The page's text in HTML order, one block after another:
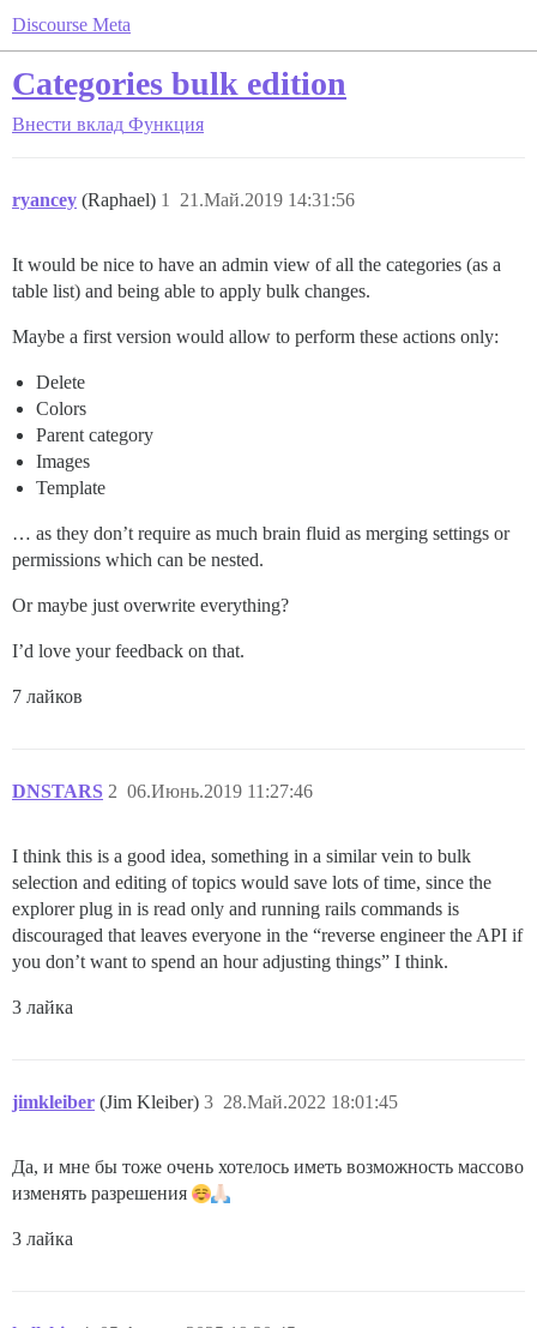
Discourse Meta
Categories bulk edition
Внести вклад Функция
ryancey (Raphael) 21.Май.2019 14:31:56
1
It would be nice to have an admin view of all the categories (as a
table list) and being able to apply bulk changes.
Maybe a first version would allow to perform these actions only:
Delete
Colors
Parent category
Images
Template
… as they don’t require as much brain fluid as merging settings or
permissions which can be nested.
Or maybe just overwrite everything?
I’d love your feedback on that.
7 лайков
DNSTARS 06.Июнь.2019 11:27:46
2
I think this is a good idea, something in a similar vein to bulk
selection and editing of topics would save lots of time, since the
explorer plug in is read only and running rails commands is
discouraged that leaves everyone in the “reverse engineer the API if
you don’t want to spend an hour adjusting things” I think.
3 лайка
jimkleiber (Jim Kleiber) 28.Май.2022 18:01:45
3
Да, и мне бы тоже очень хотелось иметь возможность массово
изменять разрешения
3 лайка